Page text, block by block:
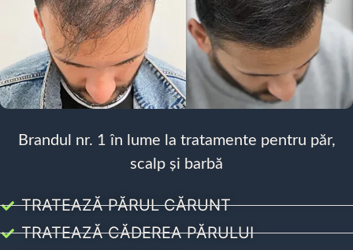
Brandul nr. 1 în lume la tratamente pentru păr,
scalp și barbă
TRATEAZĂ PĂRUL CĂRUNT
TRATEAZĂ CĂDEREA PĂRULUI